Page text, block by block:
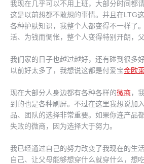
我现在几乎可以不用上班，大部分时间都
这是以前想都不敢想的事情。并且在LTG
各种护肤知识，我整个人都变得不一样了
活、为钱而惆怅，整个人变得特别开朗，
我们家的日子也越过越好，还有碰到很多
以前好太多了，我想说这都是付爱宝金欧
现在大部分人身边都有各种各样的微商，
到的也是各种刷屏。不过在这里我想说加
品、团队的选择非常重要。如果你连产品
失败的微商，因为选择大于努力。
我已经通过自己的努力改变了我现在的生
自己、让父母能够想穿什么就穿什么，想